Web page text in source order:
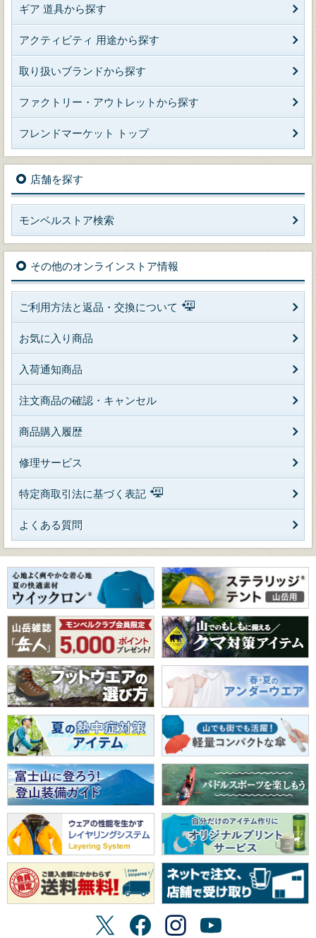
ギア 道具から探す
アクティビティ 用途から探す
取り扱いブランドから探す
ファクトリー・アウトレットから探す
フレンドマーケット トップ
店舗を探す
モンベルストア検索
その他のオンラインストア情報
ご利用方法と返品・交換について
お気に入り商品
入荷通知商品
注文商品の確認・キャンセル
商品購入履歴
修理サービス
特定商取引法に基づく表記
よくある質問